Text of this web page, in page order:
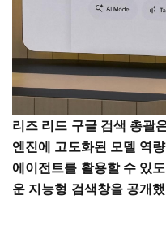
리즈 리드 구글 검색 총괄
엔진에 고도화된 모델 역
에이전트를 활용할 수 있
운 지능형 검색창을 공개